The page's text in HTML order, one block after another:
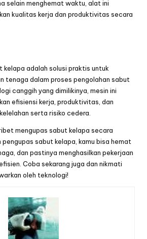
selain menghemat waktu, alat ini
kualitas kerja dan produktivitas secara
kelapa adalah solusi praktis untuk
tenaga dalam proses pengolahan sabut
canggih yang dimilikinya, mesin ini
efisiensi kerja, produktivitas, dan
serta risiko cedera.
mengupas sabut kelapa secara
pengupas sabut kelapa, kamu bisa hemat
dan pastinya menghasilkan pekerjaan
Coba sekarang juga dan nikmati
oleh teknologi!